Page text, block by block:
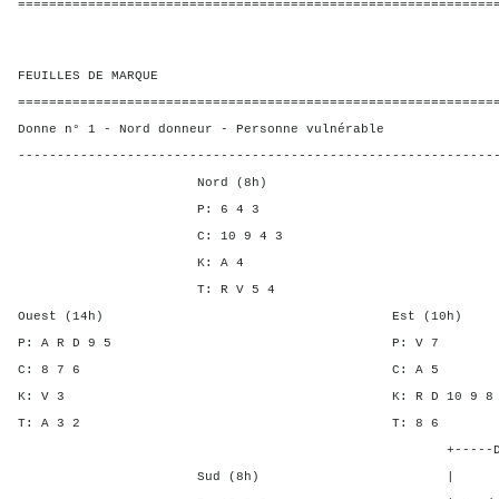
FEUILLES DE MARQUE
Donne n° 1 - Nord donneur - Personne vulnérable
Nord (8h)
P: 6 4 3
C: 10 9 4 3
K: A 4
T: R V 5 4
Ouest (14h) Est (10h)
P: A R D 9 5 P:
C: 8 7 6 C: A
K: V 3 K: R D 10 9 8
T: A 3 2 T: 8
+-----Double
Sud (8h) | SA P C